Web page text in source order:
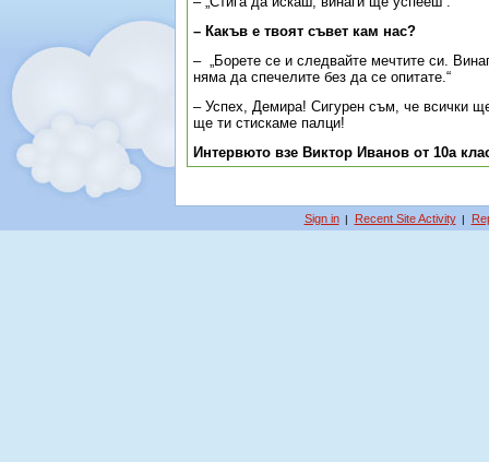
– Какъв е твоят съвет кам нас?
– „Борете се и следвайте мечтите си.
няма да спечелите без да се опитате.“
– Успех, Демира! Сигурен съм, че всички
ще ти стискаме палци!
Интервюто взе Виктор Иванов от 10а
Sign in | Recent Site Activity |